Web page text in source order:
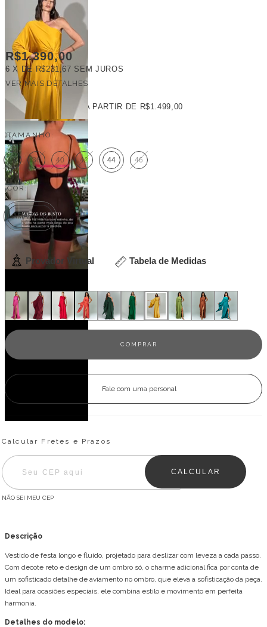
R$1.390,00
6 X DE R$231,67 SEM JUROS
VER MAIS DETALHES
FRETE GRÁTIS A PARTIR DE R$1.499,00
TAMANHO:
36 38 40 42 44 46
COR:
AMARELO
Provador Virtual Tabela de Medidas
Fale com uma personal
Entregas para o CEP:
Calcular Fretes e Prazos
CALCULAR
NÃO SEI MEU CEP
Descrição
Vestido de festa longo e fluido, projetado para deslizar com leveza a cada passo.
Com decote reto e design de um ombro só, o charme adicional fica por conta de
um sofisticado detalhe de aviamento no ombro, que eleva a sofisticação da peça.
Ideal para ocasiões especiais, ele combina estilo e movimento em perfeita
harmonia.
Detalhes do modelo: